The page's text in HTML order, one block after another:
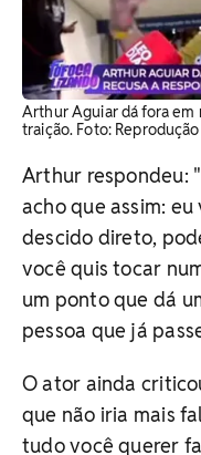
Arthur Aguiar dá fora em
traição. ​Foto: Reprodução
Arthur respondeu:
acho que assim:
descido direto,
você quis tocar
um ponto que dá
pessoa que já
O ator ainda
que não iria mais
tudo você querer